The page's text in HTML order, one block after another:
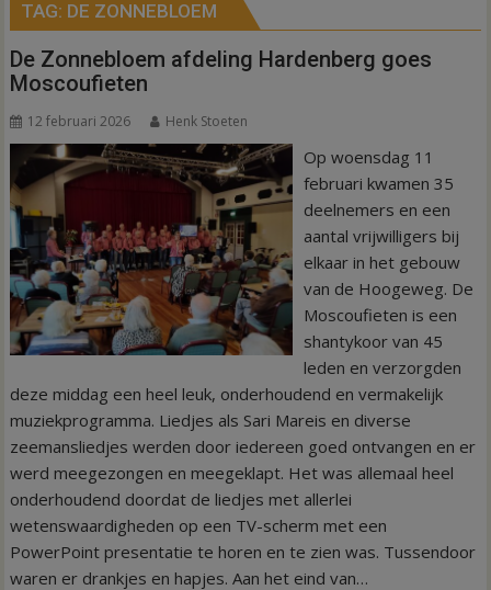
TAG: DE ZONNEBLOEM
De Zonnebloem afdeling Hardenberg goes
Moscoufieten
12 februari 2026 Henk Stoeten
Op woensdag 11
februari kwamen 35
deelnemers en een
aantal vrijwilligers bij
elkaar in het gebouw
van de Hoogeweg. De
Moscoufieten is een
shantykoor van 45
leden en verzorgden
deze middag een heel leuk, onderhoudend en vermakelijk
muziekprogramma. Liedjes als Sari Mareis en diverse
zeemansliedjes werden door iedereen goed ontvangen en er
werd meegezongen en meegeklapt. Het was allemaal heel
onderhoudend doordat de liedjes met allerlei
wetenswaardigheden op een TV-scherm met een
PowerPoint presentatie te horen en te zien was. Tussendoor
waren er drankjes en hapjes. Aan het eind van…